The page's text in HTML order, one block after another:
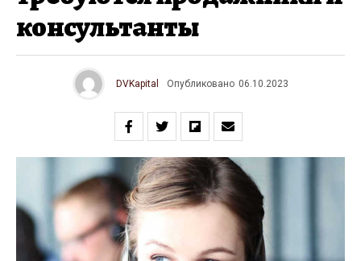
консультанты
DVKapital Опубликовано 06.10.2023